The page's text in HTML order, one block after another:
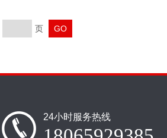
页
24小时服务热线